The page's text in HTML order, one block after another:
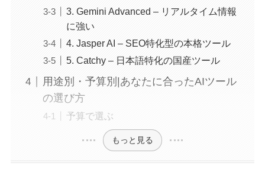
3. Gemini Advanced – リアルタイム情報
に強い
4. Jasper AI – SEO特化型の本格ツール
5. Catchy – 日本語特化の国産ツール
用途別・予算別|あなたに合ったAIツール
の選び方
予算で選ぶ
もっと見る